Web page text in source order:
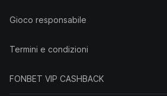
Gioco responsabile
Termini e condizioni
FONBET VIP CASHBACK